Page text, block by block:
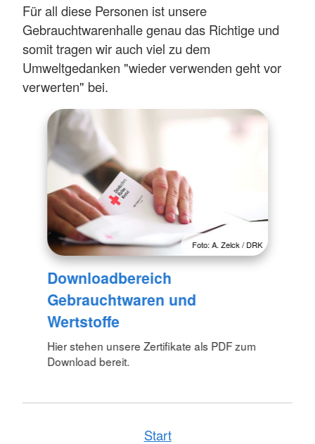
Für all diese Personen ist unsere
Gebrauchtwarenhalle genau das Richtige und
somit tragen wir auch viel zu dem
Umweltgedanken "wieder verwenden geht vor
verwerten" bei.
Foto: A. Zelck / DRK
Downloadbereich
Gebrauchtwaren und
Wertstoffe
Hier stehen unsere Zertifikate als PDF zum
Download bereit.
Start